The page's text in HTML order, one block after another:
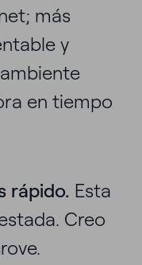
más
y
en tiempo
rápido. Esta
Creo